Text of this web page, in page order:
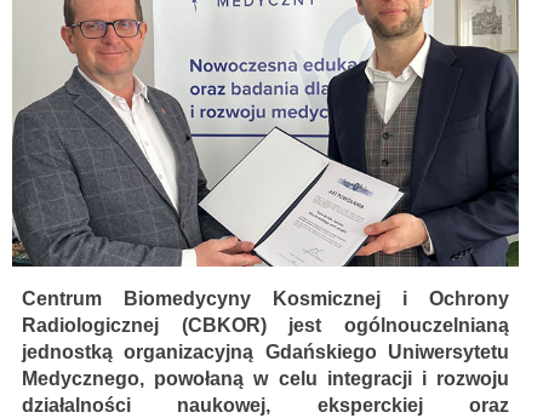
Centrum Biomedycyny Kosmicznej i Ochrony
Radiologicznej (CBKOR) jest ogólnouczelnianą
jednostką organizacyjną Gdańskiego Uniwersytetu
Medycznego, powołaną w celu integracji i rozwoju
działalności naukowej, eksperckiej oraz